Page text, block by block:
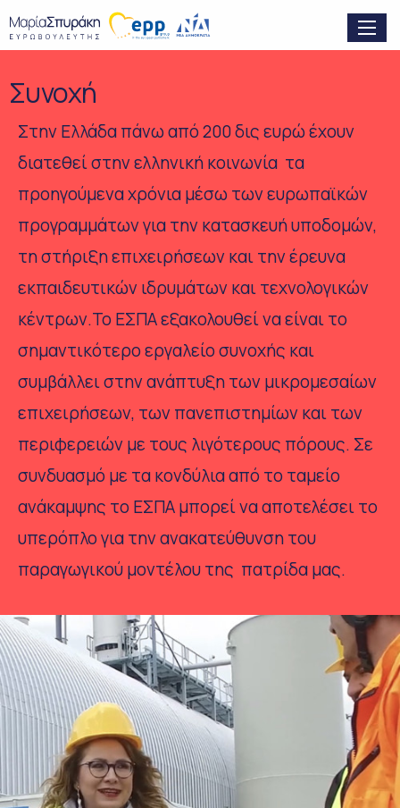
Συνοχή
Στην Ελλάδα πάνω από 200 δις ευρώ έχουν
διατεθεί στην ελληνική κοινωνία τα
προηγούμενα χρόνια μέσω των ευρωπαϊκών
προγραμμάτων για την κατασκευή υποδομών,
τη στήριξη επιχειρήσεων και την έρευνα
εκπαιδευτικών ιδρυμάτων και τεχνολογικών
κέντρων.Το ΕΣΠΑ εξακολουθεί να είναι το
σημαντικότερο εργαλείο συνοχής και
συμβάλλει στην ανάπτυξη των μικρομεσαίων
επιχειρήσεων, των πανεπιστημίων και των
περιφερειών με τους λιγότερους πόρους. Σε
συνδυασμό με τα κονδύλια από το ταμείο
ανάκαμψης το ΕΣΠΑ μπορεί να αποτελέσει το
υπερόπλο για την ανακατεύθυνση του
παραγωγικού μοντέλου της πατρίδα μας.